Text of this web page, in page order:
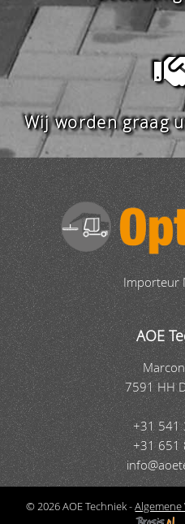
Wij worden graag
Importeur
AOE
7591 HH
+31 541
+31 651
© 2026 AOE Techniek -